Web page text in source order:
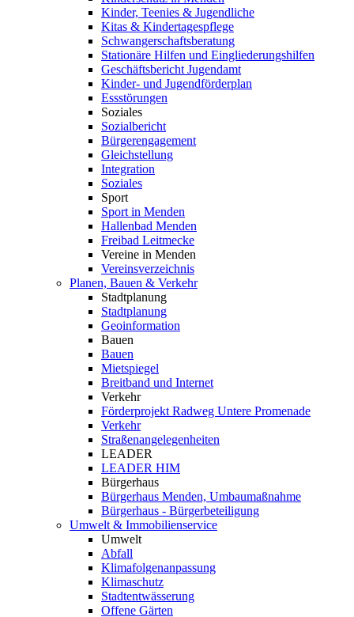
Kinder, Teenies & Jugendliche
Kitas & Kindertagespflege
Schwangerschaftsberatung
Stationäre Hilfen und Eingliederungshilfen
Geschäftsbericht Jugendamt
Kinder- und Jugendförderplan
Essstörungen
Soziales
Sozialbericht
Bürgerengagement
Gleichstellung
Integration
Soziales
Sport
Sport in Menden
Hallenbad Menden
Freibad Leitmecke
Vereine in Menden
Vereinsverzeichnis
Planen, Bauen & Verkehr
Stadtplanung
Stadtplanung
Geoinformation
Bauen
Bauen
Mietspiegel
Breitband und Internet
Verkehr
Förderprojekt Radweg Untere Promenade
Verkehr
Straßenangelegenheiten
LEADER
LEADER HIM
Bürgerhaus
Bürgerhaus Menden, Umbaumaßnahme
Bürgerhaus - Bürgerbeteiligung
Umwelt & Immobilienservice
Umwelt
Abfall
Klimafolgenanpassung
Klimaschutz
Stadtentwässerung
Offene Gärten